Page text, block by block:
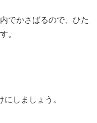
でかさばるので、ひた
。
しましょう。